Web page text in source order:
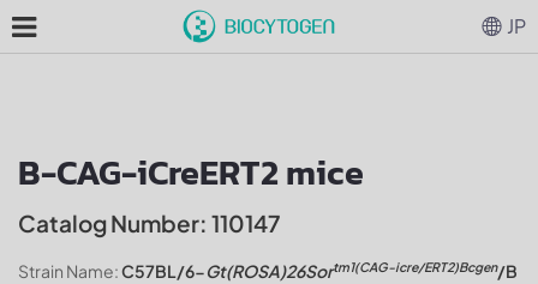
B-CAG-iCreERT2 mice
Catalog Number: 110147
Strain Name:C57BL/6-Gt(ROSA)26Sortm1(CAG-icre/ERT2)Bcgen/B
JP